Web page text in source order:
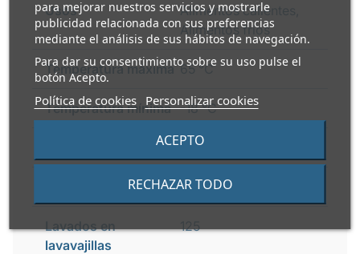
para mejorar nuestros servicios y mostrarle
publicidad relacionada con sus preferencias
mediante el análisis de sus hábitos de navegación.
Para dar su consentimiento sobre su uso pulse el
botón Acepto.
Política de cookies Personalizar cookies
RECHAZAR TODO
ACEPTO
Usos
Alimentos calientes,
Alimentos fríos
Temperatura máxima 65 °C
Temperatura mínima -18 °C
Si
Guía de reciclaje Contenedor del resto
Lavados en
lavavajillas
125